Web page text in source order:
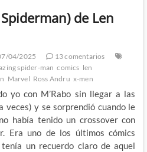
de Len
04/2025
13 comentarios
spider-man comics len
Marvel Ross Andru x-men
yo con M’Rabo sin llegar a las
veces) y se sorprendió cuando le
había tenido un crossover con
Era uno de los últimos cómics
un recuerdo claro de aquel